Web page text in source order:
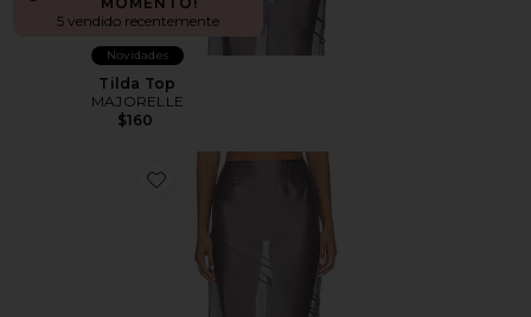
5 vendido recentemente
Novidades
Tilda Top
MAJORELLE
$160
Favorite Tilda Midi Skirt